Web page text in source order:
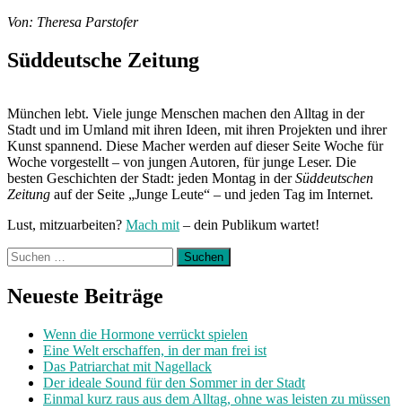
Von: Theresa Parstofer
Süddeutsche Zeitung
München lebt. Viele junge Menschen machen den Alltag in der
Stadt und im Umland mit ihren Ideen, mit ihren Projekten und ihrer
Kunst spannend. Diese Macher werden auf dieser Seite Woche für
Woche vorgestellt – von jungen Autoren, für junge Leser. Die
besten Geschichten der Stadt: jeden Montag in derSüddeutschen
Zeitung auf der Seite „Junge Leute“ – und jeden Tag im Internet.
Lust, mitzuarbeiten? Mach mit– dein Publikum wartet!
Suchen
nach:
Neueste Beiträge
Wenn die Hormone verrückt spielen
Eine Welt erschaffen, in der man frei ist
Das Patriarchat mit Nagellack
Der ideale Sound für den Sommer in der Stadt
Einmal kurz raus aus dem Alltag, ohne was leisten zu müssen